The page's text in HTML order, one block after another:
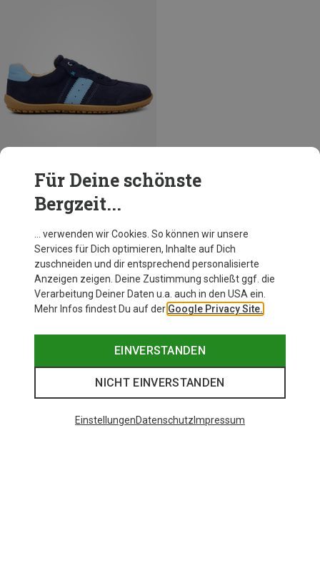
Du sparst 30%
Für Deine schönste
Bergzeit...
… verwenden wir Cookies. So können wir unsere
Services für Dich optimieren, Inhalte auf Dich
zuschneiden und dir entsprechend personalisierte
Anzeigen zeigen. Deine Zustimmung schließt ggf. die
Verarbeitung Deiner Daten u.a. auch in den USA ein.
Mehr Infos findest Du auf der Google Privacy Site.
EINVERSTANDEN
NICHT EINVERSTANDEN
EinstellungenDatenschutz Impressum